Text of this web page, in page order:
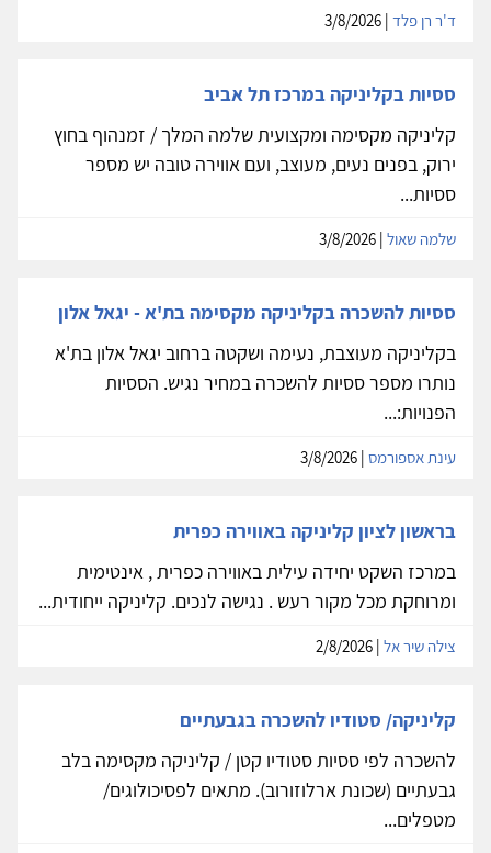
ד'ר רן פלד
ססיות בקליניקה במרכז תל אביב
קליניקה מקסימה ומקצועית שלמה המלך / זמנהוף בחוץ
ירוק, בפנים נעים, מעוצב, ועם אווירה טובה יש מספר
ססיות...
שלמה שאול
ססיות להשכרה בקליניקה מקסימה בת'א - יגאל אלון
בקליניקה מעוצבת, נעימה ושקטה ברחוב יגאל אלון בת'א
נותרו מספר ססיות להשכרה במחיר נגיש. הססיות
הפנויות:...
עינת אספורמס
בראשון לציון קליניקה באווירה כפרית
במרכז השקט יחידה עילית באווירה כפרית , אינטימית
ומרוחקת מכל מקור רעש . נגישה לנכים. קליניקה ייחודית...
צילה שיר אל
קליניקה/ סטודיו להשכרה בגבעתיים
להשכרה לפי ססיות סטודיו קטן / קליניקה מקסימה בלב
גבעתיים (שכונת ארלוזורוב). מתאים לפסיכולוגים/
מטפלים...